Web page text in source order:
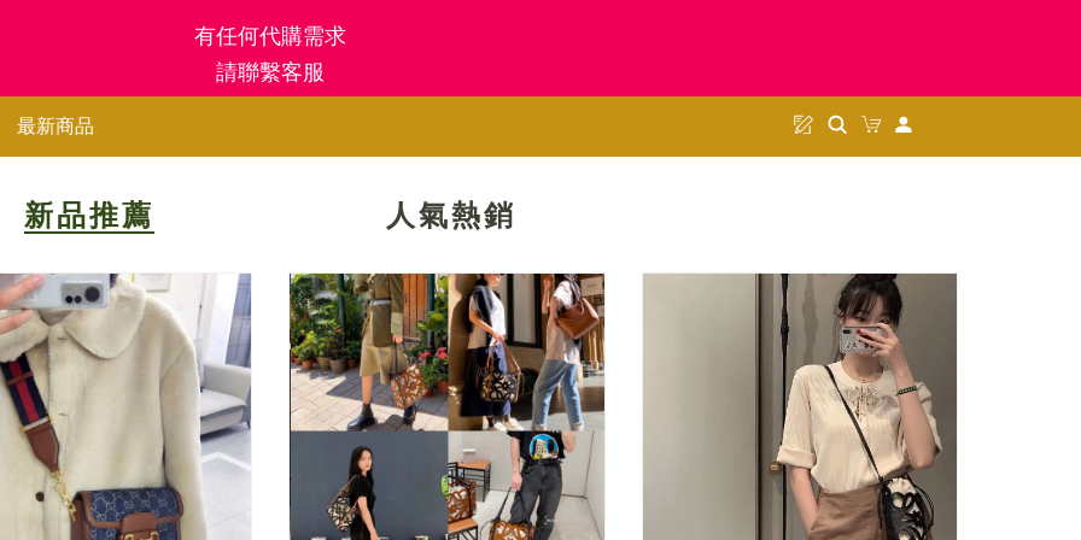
有任何代購需求
請聯繫客服
最新商品
新品推薦 人氣熱銷